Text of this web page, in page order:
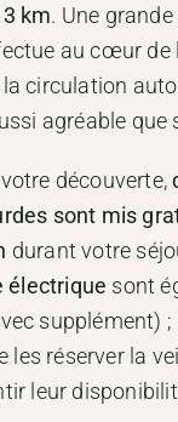
3 km. Une
au cœur de
la circulation
agréable que
découverte,
sont mis
durant votre
électrique sont
supplément) ;
les réserver la
leur